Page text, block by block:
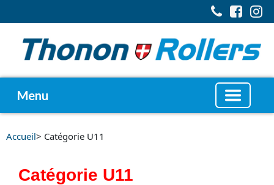
Menu
Accueil> Catégorie U11
Catégorie U11